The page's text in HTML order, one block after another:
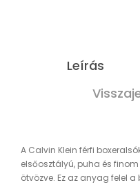
Leírás
A Calvin Klein férfi
elsőosztályú, puha és
ötvözve. Ez az anyag felel